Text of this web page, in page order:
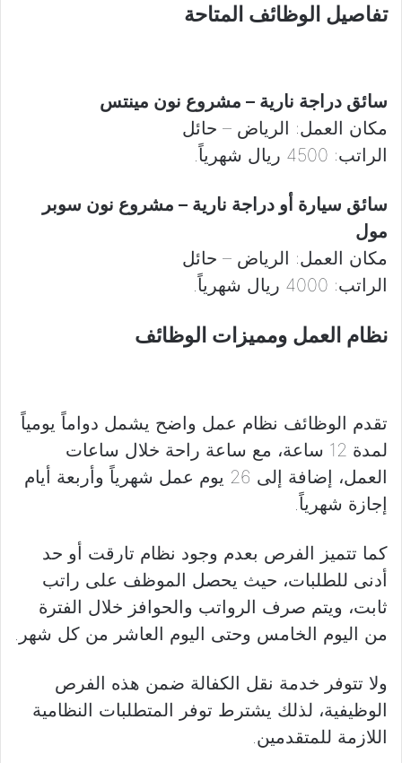
تفاصيل الوظائف المتاحة
سائق دراجة نارية – مشروع نون مينتس
مكان العمل: الرياض – حائل
الراتب: 4500 ريال شهرياً.
سائق سيارة أو دراجة نارية – مشروع نون سوبر
مول
مكان العمل: الرياض – حائل
الراتب: 4000 ريال شهرياً.
نظام العمل ومميزات الوظائف
تقدم الوظائف نظام عمل واضح يشمل دواماً يومياً
لمدة 12 ساعة، مع ساعة راحة خلال ساعات
العمل، إضافة إلى 26 يوم عمل شهرياً وأربعة أيام
إجازة شهرياً.
كما تتميز الفرص بعدم وجود نظام تارقت أو حد
أدنى للطلبات، حيث يحصل الموظف على راتب
ثابت، ويتم صرف الرواتب والحوافز خلال الفترة
من اليوم الخامس وحتى اليوم العاشر من كل شهر.
ولا تتوفر خدمة نقل الكفالة ضمن هذه الفرص
الوظيفية، لذلك يشترط توفر المتطلبات النظامية
اللازمة للمتقدمين.